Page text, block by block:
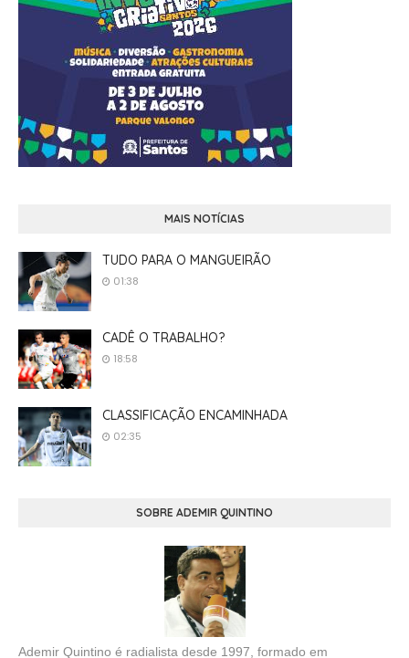
MAIS NOTÍCIAS
TUDO PARA O MANGUEIRÃO
01:38
CADÊ O TRABALHO?
18:58
CLASSIFICAÇÃO ENCAMINHADA
02:35
SOBRE ADEMIR QUINTINO
Ademir Quintino é radialista desde 1997, formado em